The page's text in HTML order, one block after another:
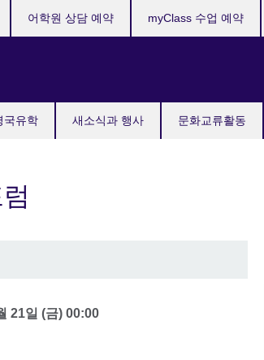
국유학 새소식과 행사 문화교류활동
어학원 상담 예약 myClass 수업 예약
21일 (금) 00:00